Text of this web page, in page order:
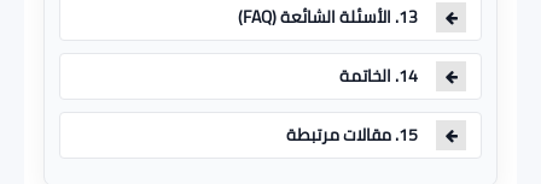
13. الأسئلة الشائعة (FAQ)
14. الخاتمة
15. مقالات مرتبطة